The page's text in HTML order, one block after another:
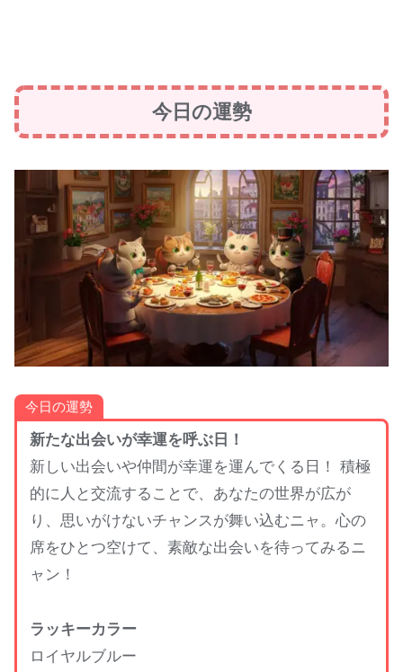
今日の運勢
今日の運勢
新たな出会いが幸運を呼ぶ日！
新しい出会いや仲間が幸運を運んでくる日！ 積極
的に人と交流することで、あなたの世界が広が
り、思いがけないチャンスが舞い込むニャ。心の
席をひとつ空けて、素敵な出会いを待ってみるニ
ャン！
ラッキーカラー
ロイヤルブルー